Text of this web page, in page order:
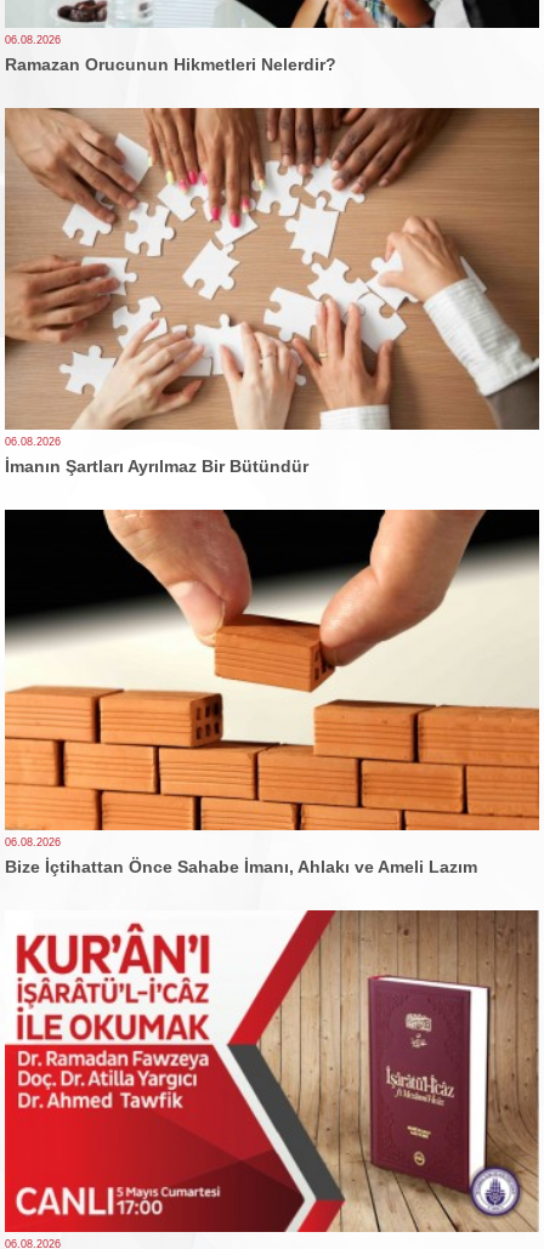
06.08.2026
Ramazan Orucunun Hikmetleri Nelerdir?
06.08.2026
İmanın Şartları Ayrılmaz Bir Bütündür
06.08.2026
Bize İçtihattan Önce Sahabe İmanı, Ahlakı ve Ameli Lazım
06.08.2026